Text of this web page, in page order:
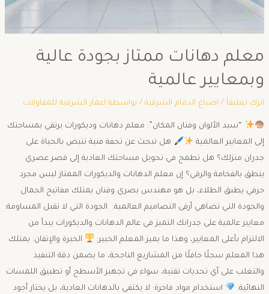
معلم دهانات ممتاز بجودة عالية
وبمعايير عالمية
اترك تعليقاً / اصباغ الدمام الشرقية/ بواسطة اعمار الشرقية للمقاولات
“سيد الألوان وفنان المكان”: معلم دهانات وديكورات يرتقي بمساحتك
إلى المعايير العالمية
​هل تبحث عن تحفة فنية تنبض بالحياة على
جدران منزلك؟ هل تطمح في تحويل مساحتك العادية إلى قصر عصري
ينطق بالفخامة والرقي؟ إن معلم الدهانات والديكورات الممتاز ليس مجرد
حرفي يطبق الطلاء، بل هو مهندس بصري وفنان يمتلك مفاتيح الجمال
والجودة التي تضاهي أرقى التصاميم العالمية. ​ الجودة التي لا تقبل المساومة:
معايير عالمية على جدرانك ​التميز في عالم الدهانات والديكورات يبدأ من
الالتزام بأعلى المعايير، وهذا ما يميز المعلم الخبير: ​
الخبرة والإتقان: يمتلك
هذا المعلم سجلًا حافلًا من المشاريع الناجحة، ما يضمن دقة التنفيذ
والتغلب على أي تحديات تقنية، سواء في تجهيز الأسطح أو تطبيق اللمسات
النهائية. ​
استخدام مواد فاخرة: لا يكتفي بالدهانات العادية، بل يختار أجود